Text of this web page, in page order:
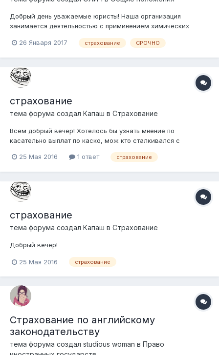
Добрый день уважаемые юристы! Наша организация
занимается деятельностью с приминением химических
на атмосферный воздух более 50 тонн вредного вещества в
26 Января 2017 страхование СРОЧНО
страхование
тема форума создал Капаш в Страхование
Всем добрый вечер! Хотелось бы узнать мнение по
касательно выплат по каско, мож кто сталкивался с
страховой случай, а именно не установленное лицо разбило
25 Мая 2016 1 ответ страхование
страхование
тема форума создал Капаш в Страхование
Добрый вечер!
25 Мая 2016 страхование
Страхование по английскому
законодательству
тема форума создал studious woman в Право